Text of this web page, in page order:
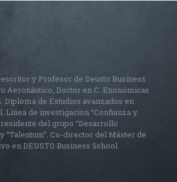
y Profesor de Deusto Business
Aeronáutico, Doctor en C. Enonómicas
Diploma de Estudios avanzados en
Línea de investigacion “Confianza y
del grupo “Desarrollo
“Talentum”. Co-director del Máster de
en DEUSTO Business School.